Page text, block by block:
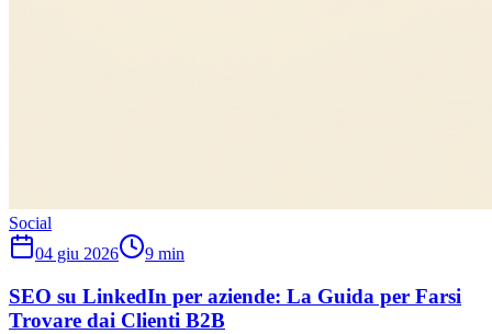
Social
04 giu 2026
9 min
SEO su LinkedIn per aziende: La Guida per Farsi
Trovare dai Clienti B2B